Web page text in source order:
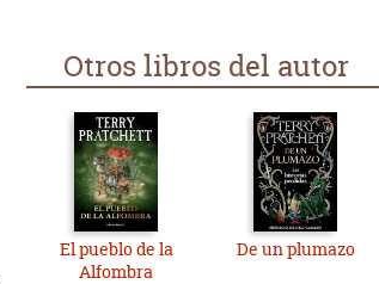
Otros libros del autor
El pueblo de la
Alfombra
De un plumazo